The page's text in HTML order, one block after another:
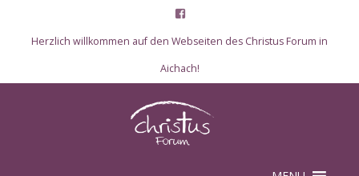
Herzlich willkommen auf den Webseiten des Christus Forum in
Aichach!